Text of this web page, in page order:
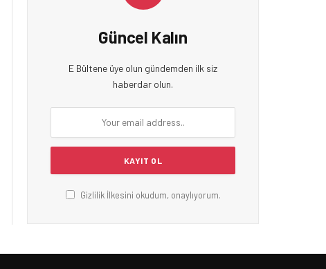
Güncel Kalın
E Bültene üye olun gündemden ilk siz
haberdar olun.
Gizlilik İlkesini okudum, onaylıyorum.